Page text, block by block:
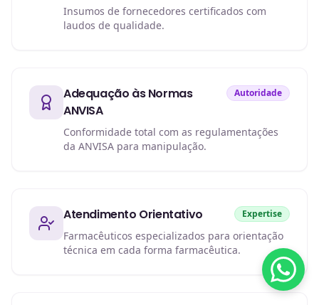
Insumos de fornecedores certificados com
laudos de qualidade.
Adequação às Normas
ANVISA
Autoridade
Conformidade total com as regulamentações
da ANVISA para manipulação.
Atendimento Orientativo Expertise
Farmacêuticos especializados para orientação
técnica em cada forma farmacêutica.